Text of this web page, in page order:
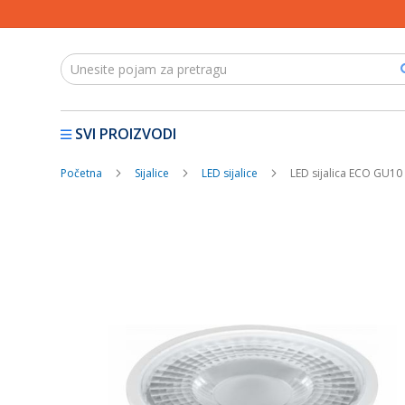
SVI PROIZVODI
Početna Sijalice LED sijalice LED sijalica ECO